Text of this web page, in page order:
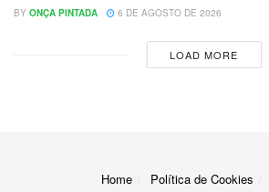
BY ONÇA PINTADA 6 DE AGOSTO DE 2026
LOAD MORE
Home Política de Cookies